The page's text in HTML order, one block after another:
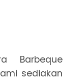
Barbeque
sediakan